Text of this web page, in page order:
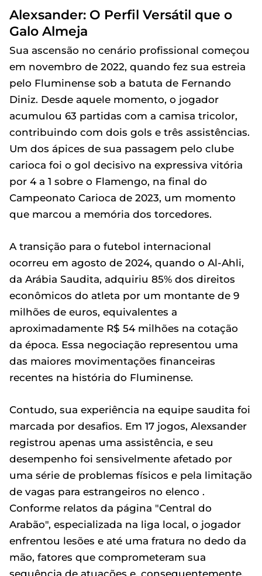
Alexsander: O Perfil Versátil que o
Galo Almeja
Sua ascensão no cenário profissional começou
em novembro de 2022, quando fez sua estreia
pelo Fluminense sob a batuta de Fernando
Diniz. Desde aquele momento, o jogador
acumulou 63 partidas com a camisa tricolor,
contribuindo com dois gols e três assistências.
Um dos ápices de sua passagem pelo clube
carioca foi o gol decisivo na expressiva vitória
por 4 a 1 sobre o Flamengo, na final do
Campeonato Carioca de 2023, um momento
que marcou a memória dos torcedores.
A transição para o futebol internacional
ocorreu em agosto de 2024, quando o Al-Ahli,
da Arábia Saudita, adquiriu 85% dos direitos
econômicos do atleta por um montante de 9
milhões de euros, equivalentes a
aproximadamente R$ 54 milhões na cotação
da época. Essa negociação representou uma
das maiores movimentações financeiras
recentes na história do Fluminense.
Contudo, sua experiência na equipe saudita foi
marcada por desafios. Em 17 jogos, Alexsander
registrou apenas uma assistência, e seu
desempenho foi sensivelmente afetado por
uma série de problemas físicos e pela limitação
de vagas para estrangeiros no elenco .
Conforme relatos da página "Central do
Arabão", especializada na liga local, o jogador
enfrentou lesões e até uma fratura no dedo da
mão, fatores que comprometeram sua